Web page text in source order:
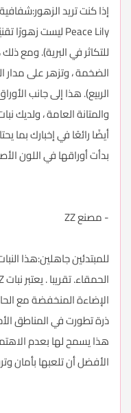
إذا كنت تريد
للتكاثر في البرية). ومع
الضخمة ، وتزهر على
الربيع). هذا إلى جانب
والمتانة العامة ، ولديك
أيضًا رائعًا في إخبارك بما
بدأت أوراقها في اللون
- مصنع ZZ
للمبتدئين جاهلين:هذا
الإضاءة المنخفضة مع
ذرة تطورت في المناطق
هذا يسمح لها بعدم
الأفضل أن تلعبها بأمان